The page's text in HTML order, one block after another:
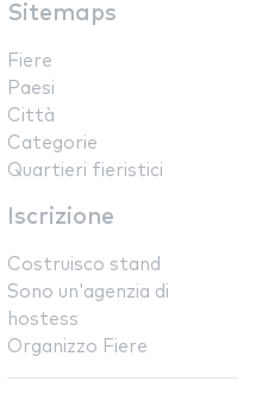
Sitemaps
Fiere
Paesi
Città
Categorie
Quartieri fieristici
Iscrizione
Costruisco stand
Sono un'agenzia di
hostess
Organizzo Fiere